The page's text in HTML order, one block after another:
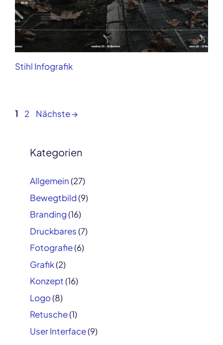
Stihl Infografik
Post
1 2 Nächste →
Kategorien
Allgemein(27)
Bewegtbild(9)
Branding(16)
Druckbares(7)
Fotografie(6)
Grafik(2)
Konzept(16)
Logo(8)
Retusche(1)
User Interface(9)